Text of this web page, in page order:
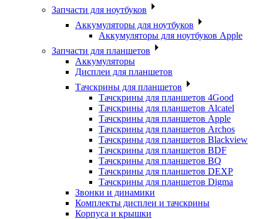
Запчасти для ноутбуков
Аккумуляторы для ноутбуков
Аккумуляторы для ноутбуков Apple
Запчасти для планшетов
Аккумуляторы
Дисплеи для планшетов
Тачскрины для планшетов
Тачскрины для планшетов 4Good
Тачскрины для планшетов Alcatel
Тачскрины для планшетов Apple
Тачскрины для планшетов Archos
Тачскрины для планшетов Blackview
Тачскрины для планшетов BDF
Тачскрины для планшетов BQ
Тачскрины для планшетов DEXP
Тачскрины для планшетов Digma
Звонки и динамики
Комплекты дисплеи и тачскрины
Корпуса и крышки